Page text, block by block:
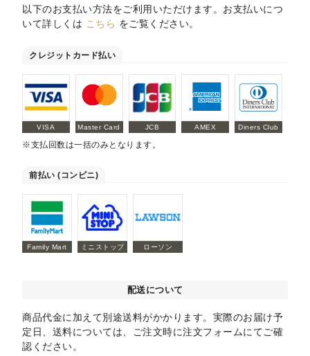
以下のお支払い方法をご利用いただけます。お支払いにつ
いて詳しくは こちら をご覧ください。
クレジットカード払い
VISA Master Card JCB AMEX Diners Club
※支払回数は一括のみとなります。
前払い (コンビニ)
Family Mart ミニストップ ローソン
配送について
商品代金に加えて別途送料がかかります。実際のお届け予
定日、送料については、ご注文時に注文フォームにてご確
認ください。